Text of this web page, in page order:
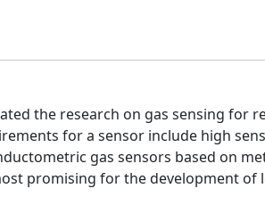
the research on gas sensing for
for a sensor include high
gas sensors based on
promising for the development of